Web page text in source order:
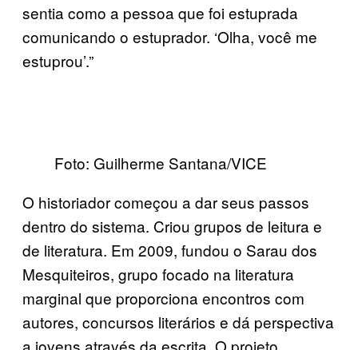
sentia como a pessoa que foi estuprada
comunicando o estuprador. ‘Olha, você me
estuprou’.”
Foto: Guilherme Santana/VICE
O historiador começou a dar seus passos
dentro do sistema. Criou grupos de leitura e
de literatura. Em 2009, fundou o Sarau dos
Mesquiteiros, grupo focado na literatura
marginal que proporciona encontros com
autores, concursos literários e dá perspectiva
a jovens através da escrita. O projeto